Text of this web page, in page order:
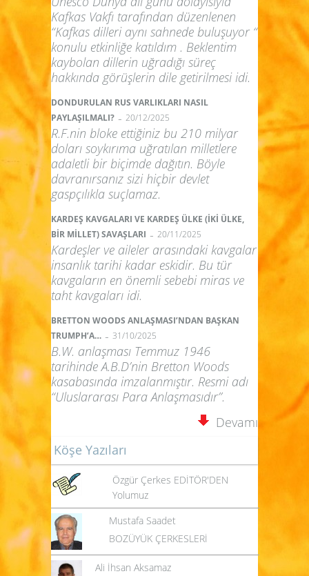
Kafkas Vakfı tarafından düzenlenen
“Kafkas dilleri aynı sahnede buluşuyor “
konulu etkinliğe katıldım . Beklentim
kaybolan dillerin uğradığı süreç
hakkında görüşlerin dile getirilmesi idi.
DONDURULAN RUS VARLIKLARI NASIL
PAYLAŞILMALI? - 20/12/2025
R.F.nin bloke ettiğiniz bu 210 milyar
doları soykırıma uğratılan milletlere
adaletli bir biçimde dağıtın. Böyle
davranırsanız sizi hiçbir devlet
gaspçılıkla suçlamaz.
KARDEŞ KAVGALARI VE KARDEŞ ÜLKE (İKİ ÜLKE,
BİR MİLLET) SAVAŞLARI - 20/11/2025
Kardeşler ve aileler arasındaki kavgalar
insanlık tarihi kadar eskidir. Bu tür
kavgaların en önemli sebebi miras ve
taht kavgaları idi.
BRETTON WOODS ANLAŞMASI’NDAN BAŞKAN
TRUMPH’A… - 31/10/2025
B.W. anlaşması Temmuz 1946
tarihinde A.B.D’nin Bretton Woods
kasabasında imzalanmıştır. Resmi adı
“Uluslararası Para Anlaşmasıdır”.
Devamı
Köşe Yazıları
Özgür Çerkes EDİTÖR'DEN
Yolumuz
Mustafa Saadet
BOZÜYÜK ÇERKESLERİ
Ali İhsan Aksamaz